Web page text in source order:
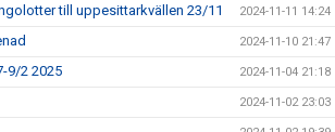
till uppesittarkvällen 23/11 2024-11-11 14:24
2024-11-10 21:47
9/2 2025 2024-11-04 21:18
2024-11-02 23:03